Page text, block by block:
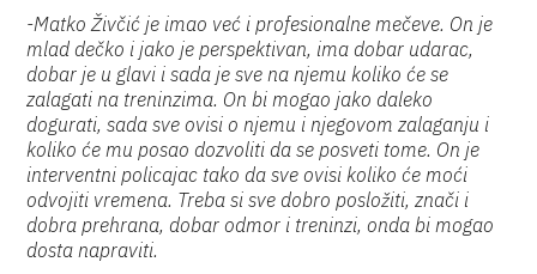
-Matko Živčić je imao već i profesionalne mečeve. On je
mlad dečko i jako je perspektivan, ima dobar udarac,
dobar je u glavi i sada je sve na njemu koliko će se
zalagati na treninzima. On bi mogao jako daleko
dogurati, sada sve ovisi o njemu i njegovom zalaganju i
koliko će mu posao dozvoliti da se posveti tome. On je
interventni policajac tako da sve ovisi koliko će moći
odvojiti vremena. Treba si sve dobro posložiti, znači i
dobra prehrana, dobar odmor i treninzi, onda bi mogao
dosta napraviti.